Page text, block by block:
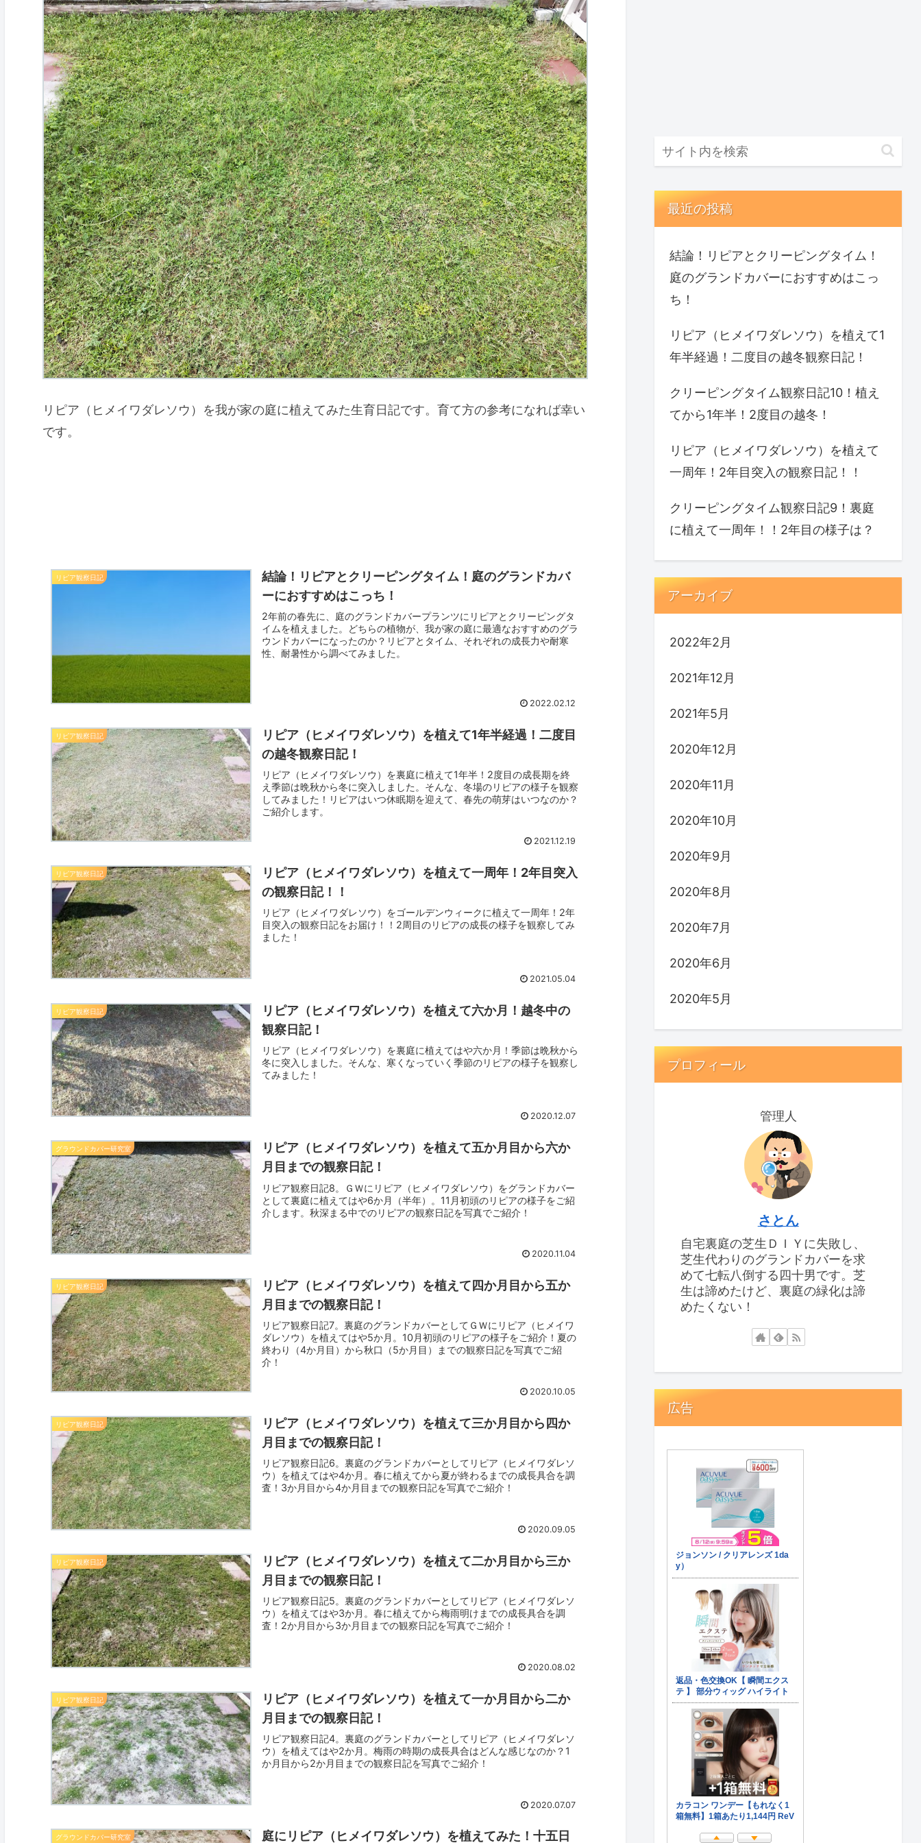
リピア（ヒメイワダレソウ）を我が家の庭に植えてみた生育日記です。育て方の参考になれば幸い
です。
リピア観察日記
結論！リピアとクリーピングタイム！庭のグランドカバ
ーにおすすめはこっち！
2年前の春先に、庭のグランドカバープランツにリピアとクリーピングタ
イムを植えました。どちらの植物が、我が家の庭に最適なおすすめのグラ
ウンドカバーになったのか？リピアとタイム、それぞれの成長力や耐寒
性、耐暑性から調べてみました。
2022.02.12
リピア観察日記
リピア（ヒメイワダレソウ）を植えて1年半経過！二度目
の越冬観察日記！
リピア（ヒメイワダレソウ）を裏庭に植えて1年半！2度目の成長期を終
え季節は晩秋から冬に突入しました。そんな、冬場のリピアの様子を観察
してみました！リピアはいつ休眠期を迎えて、春先の萌芽はいつなのか？
ご紹介します。
2021.12.19
リピア観察日記
リピア（ヒメイワダレソウ）を植えて一周年！2年目突入
の観察日記！！
リピア（ヒメイワダレソウ）をゴールデンウィークに植えて一周年！2年
目突入の観察日記をお届け！！2周目のリピアの成長の様子を観察してみ
ました！
2021.05.04
リピア観察日記
リピア（ヒメイワダレソウ）を植えて六か月！越冬中の
観察日記！
リピア（ヒメイワダレソウ）を裏庭に植えてはや六か月！季節は晩秋から
冬に突入しました。そんな、寒くなっていく季節のリピアの様子を観察し
てみました！
2020.12.07
グラウンドカバー研究室
リピア（ヒメイワダレソウ）を植えて五か月目から六か
月目までの観察日記！
リピア観察日記8。ＧＷにリピア（ヒメイワダレソウ）をグランドカバー
として裏庭に植えてはや6か月（半年）。11月初頭のリピアの様子をご紹
介します。秋深まる中でのリピアの観察日記を写真でご紹介！
2020.11.04
リピア観察日記
リピア（ヒメイワダレソウ）を植えて四か月目から五か
月目までの観察日記！
リピア観察日記7。裏庭のグランドカバーとしてＧＷにリピア（ヒメイワ
ダレソウ）を植えてはや5か月。10月初頭のリピアの様子をご紹介！夏の
終わり（4か月目）から秋口（5か月目）までの観察日記を写真でご紹
介！
2020.10.05
リピア観察日記
リピア（ヒメイワダレソウ）を植えて三か月目から四か
月目までの観察日記！
リピア観察日記6。裏庭のグランドカバーとしてリピア（ヒメイワダレソ
ウ）を植えてはや4か月。春に植えてから夏が終わるまでの成長具合を調
査！3か月目から4か月目までの観察日記を写真でご紹介！
2020.09.05
リピア観察日記
リピア（ヒメイワダレソウ）を植えて二か月目から三か
月目までの観察日記！
リピア観察日記5。裏庭のグランドカバーとしてリピア（ヒメイワダレソ
ウ）を植えてはや3か月。春に植えてから梅雨明けまでの成長具合を調
査！2か月目から3か月目までの観察日記を写真でご紹介！
2020.08.02
リピア観察日記
リピア（ヒメイワダレソウ）を植えて一か月目から二か
月目までの観察日記！
リピア観察日記4。裏庭のグランドカバーとしてリピア（ヒメイワダレソ
ウ）を植えてはや2か月。梅雨の時期の成長具合はどんな感じなのか？1
か月目から2か月目までの観察日記を写真でご紹介！
2020.07.07
グラウンドカバー研究室 庭にリピア（ヒメイワダレソウ）を植えてみた！十五日
最近の投稿
結論！リピアとクリーピングタイム！
庭のグランドカバーにおすすめはこっ
ち！
リピア（ヒメイワダレソウ）を植えて1
年半経過！二度目の越冬観察日記！
クリーピングタイム観察日記10！植え
てから1年半！2度目の越冬！
リピア（ヒメイワダレソウ）を植えて
一周年！2年目突入の観察日記！！
クリーピングタイム観察日記9！裏庭
に植えて一周年！！2年目の様子は？
アーカイブ
2022年2月
2021年12月
2021年5月
2020年12月
2020年11月
2020年10月
2020年9月
2020年8月
2020年7月
2020年6月
2020年5月
プロフィール
管理人
さとん
自宅裏庭の芝生ＤＩＹに失敗し、
芝生代わりのグランドカバーを求
めて七転八倒する四十男です。芝
生は諦めたけど、裏庭の緑化は諦
めたくない！
広告